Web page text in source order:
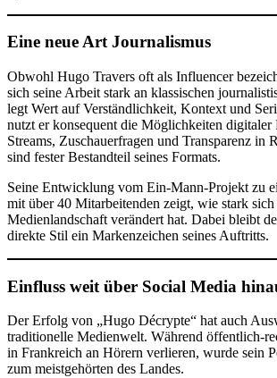
Eine neue Art Journalismus
Obwohl Hugo Travers oft als Influencer
sich seine Arbeit stark an klassischen
legt Wert auf Verständlichkeit, Kontext und
nutzt er konsequent die Möglichkeiten
Streams, Zuschauerfragen und Transparenz in
sind fester Bestandteil seines Formats.
Seine Entwicklung vom Ein-Mann-Projekt zu
mit über 40 Mitarbeitenden zeigt, wie stark sich
Medienlandschaft verändert hat. Dabei bleibt
direkte Stil ein Markenzeichen seines Auftritts.
Einfluss weit über Social Media
Der Erfolg von „Hugo Décrypte“ hat auch
traditionelle Medienwelt. Während öffentlich-
in Frankreich an Hörern verlieren, wurde sein
zum meistgehörten des Landes.